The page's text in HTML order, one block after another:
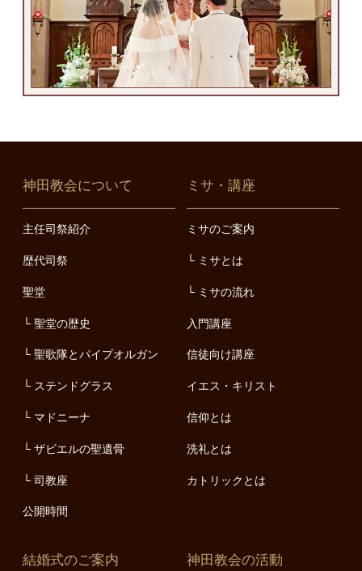
神田教会について
主任司祭紹介
歴代司祭
聖堂
聖堂の歴史
聖歌隊とパイプオルガン
ステンドグラス
マドニーナ
ザビエルの聖遺骨
司教座
公開時間
ミサ・講座
ミサのご案内
ミサとは
ミサの流れ
入門講座
信徒向け講座
イエス・キリスト
信仰とは
洗礼とは
カトリックとは
結婚式のご案内 神田教会の活動